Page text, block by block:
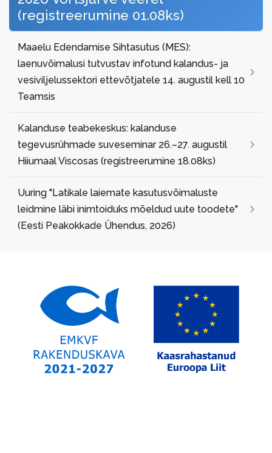
(registreerumine 01.08ks)
Maaelu Edendamise Sihtasutus (MES):
laenuvõimalusi tutvustav infotund kalandus- ja
vesiviljelussektori ettevõtjatele 14. augustil kell 10
Teamsis
Kalanduse teabekeskus: kalanduse
tegevusrühmade suveseminar 26.–27. augustil
Hiiumaal Viscosas (registreerumine 18.08ks)
Uuring "Latikale laiemate kasutusvõimaluste
leidmine läbi inimtoiduks mõeldud uute toodete"
(Eesti Peakokkade Ühendus, 2026)